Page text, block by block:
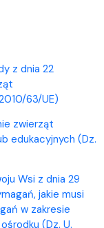
z dnia 22
63/UE)
zwierząt
edukacyjnych (Dz.
Wsi z dnia 29
jakie musi
w zakresie
(Dz. U.